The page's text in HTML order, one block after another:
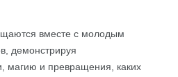
вместе с молодым
демонстрируя
магию и превращения, каких